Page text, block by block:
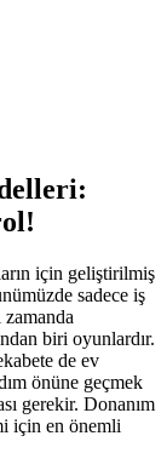
için geliştirilmiş
sadece iş
zamanda
biri oyunlardır.
de ev
önüne geçmek
gerekir. Donanım
için en önemli